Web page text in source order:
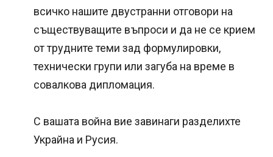
всичко нашите двустранни отговори на
съществуващите въпроси и да не се крием
от трудните теми зад формулировки,
технически групи или загуба на време в
совалкова дипломация.
С вашата война вие завинаги разделихте
Украйна и Русия.